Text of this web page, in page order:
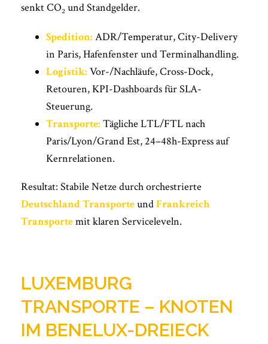
senkt CO₂ und Standgelder.
Spedition: ADR/Temperatur, City-Delivery
in Paris, Hafenfenster und Terminalhandling.
Logistik: Vor-/Nachläufe, Cross-Dock,
Retouren, KPI-Dashboards für SLA-
Steuerung.
Transporte: Tägliche LTL/FTL nach
Paris/Lyon/Grand Est, 24–48h-Express auf
Kernrelationen.
Resultat: Stabile Netze durch orchestrierte
Deutschland TransporteundFrankreich
Transportemit klaren Serviceleveln.
LUXEMBURG
TRANSPORTE – KNOTEN
IM BENELUX-DREIECK